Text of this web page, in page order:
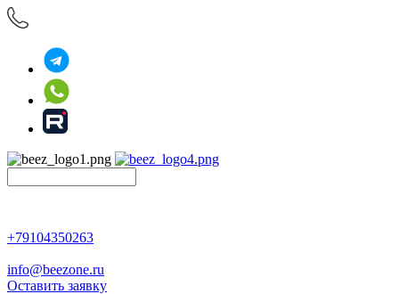
+79104350263
info@beezone.ru
Оставить заявку